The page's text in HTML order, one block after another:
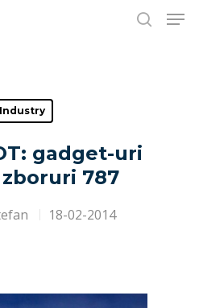
or ESC to close
Industry
gadget-uri
787
18-02-2014